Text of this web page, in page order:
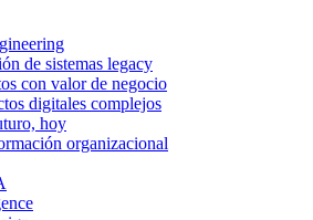
de sistemas legacy
con valor de negocio
digitales complejos
hoy
organizacional